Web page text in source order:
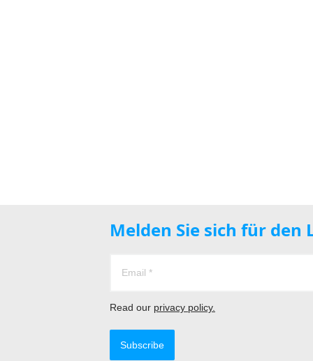
Melden Sie sich für
Read our privacy policy.
Subscribe